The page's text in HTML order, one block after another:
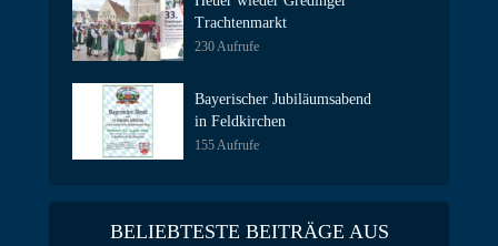
Trachtenmarkt
230 Aufrufe
Bayerischer Jubiläumsabend
in Feldkirchen
155 Aufrufe
BELIEBTESTE BEITRÄGE AUS